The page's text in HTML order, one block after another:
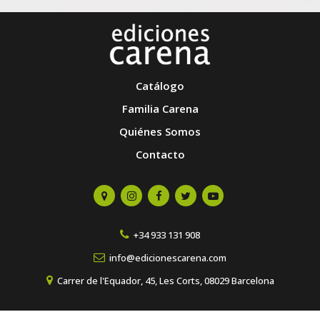
Catálogo
Familia Carena
Quiénes Somos
Contacto
+34 933 131 908
info@edicionescarena.com
Carrer de l'Equador, 45, Les Corts, 08029 Barcelona